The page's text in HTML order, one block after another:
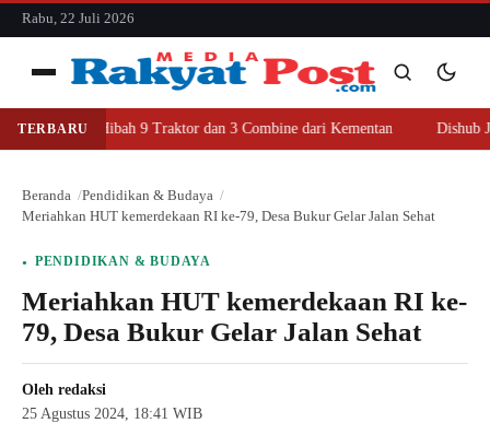
konten
Rabu, 22 Juli 2026
Menu
Cari
Cari
TERBARU
Terima Hibah 9 Traktor dan 3 Combine dari Kementan Dishub
Beranda
Pendidikan & Budaya
Meriahkan HUT kemerdekaan RI ke-79, Desa Bukur Gelar Jalan Sehat
PENDIDIKAN & BUDAYA
Meriahkan HUT kemerdekaan RI ke-
79, Desa Bukur Gelar Jalan Sehat
Oleh redaksi
25 Agustus 2024, 18:41 WIB